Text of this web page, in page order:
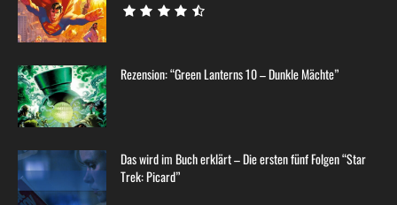
Rezension: “Green Lanterns 10 – Dunkle Mächte”
Das wird im Buch erklärt – Die ersten fünf Folgen “Star
Trek: Picard”